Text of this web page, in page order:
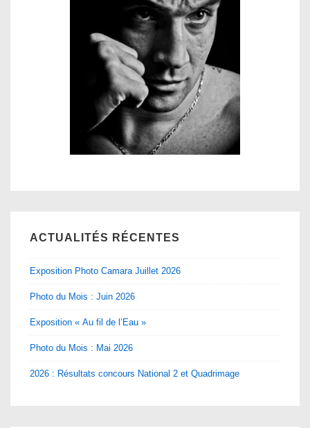
ACTUALITÉS RÉCENTES
Exposition Photo Camara Juillet 2026
Photo du Mois : Juin 2026
Exposition « Au fil de l’Eau »
Photo du Mois : Mai 2026
2026 : Résultats concours National 2 et Quadrimage